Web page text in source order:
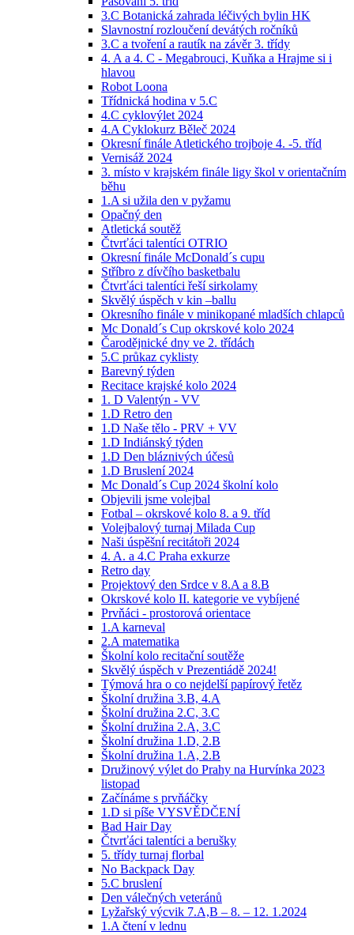
3.C Botanická zahrada léčivých bylin HK
Slavnostní rozloučení devátých ročníků
3.C a tvoření a rautík na závěr 3. třídy
4. A a 4. C - Megabrouci, Kuňka a Hrajme si i
hlavou
Robot Loona
Třídnická hodina v 5.C
4.C cyklovýlet 2024
4.A Cyklokurz Běleč 2024
Okresní finále Atletického trojboje 4. -5. tříd
Vernisáž 2024
3. místo v krajském finále ligy škol v orientačním
běhu
1.A si užila den v pyžamu
Opačný den
Atletická soutěž
Čtvrťáci talentíci OTRIO
Okresní finále McDonald´s cupu
Stříbro z dívčího basketbalu
Čtvrťáci talentíci řeší sirkolamy
Skvělý úspěch v kin –ballu
Okresního finále v minikopané mladších chlapců
Mc Donald´s Cup okrskové kolo 2024
Čarodějnické dny ve 2. třídách
5.C průkaz cyklisty
Barevný týden
Recitace krajské kolo 2024
1. D Valentýn - VV
1.D Retro den
1.D Naše tělo - PRV + VV
1.D Indiánský týden
1.D Den bláznivých účesů
1.D Bruslení 2024
Mc Donald´s Cup 2024 školní kolo
Objevili jsme volejbal
Fotbal – okrskové kolo 8. a 9. tříd
Volejbalový turnaj Milada Cup
Naši úspěšní recitátoři 2024
4. A. a 4.C Praha exkurze
Retro day
Projektový den Srdce v 8.A a 8.B
Okrskové kolo II. kategorie ve vybíjené
Prvňáci - prostorová orientace
1.A karneval
2.A matematika
Školní kolo recitační soutěže
Skvělý úspěch v Prezentiádě 2024!
Týmová hra o co nejdelší papírový řetěz
Školní družina 3.B, 4.A
Školní družina 2.C, 3.C
Školní družina 2.A, 3.C
Školní družina 1.D, 2.B
Školní družina 1.A, 2.B
Družinový výlet do Prahy na Hurvínka 2023
listopad
Začínáme s prvňáčky
1.D si píše VYSVĚDČENÍ
Bad Hair Day
Čtvrťáci talentíci a berušky
5. třídy turnaj florbal
No Backpack Day
5.C bruslení
Den válečných veteránů
Lyžařský výcvik 7.A,B – 8. – 12. 1.2024
1.A čtení v lednu